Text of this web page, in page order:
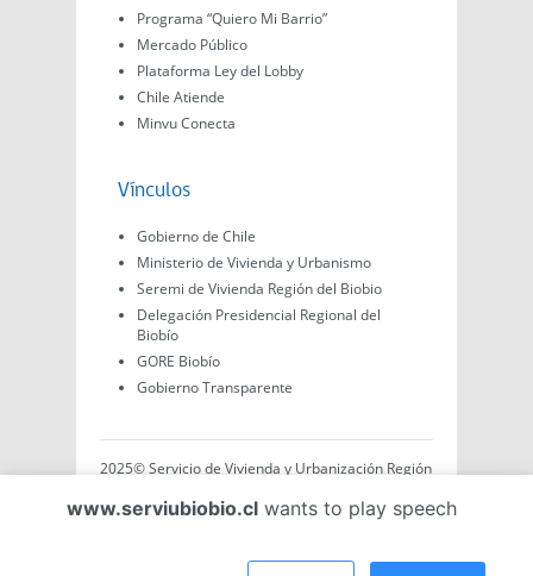
Programa “Quiero Mi Barrio”
Mercado Público
Plataforma Ley del Lobby
Chile Atiende
Minvu Conecta
Vínculos
Gobierno de Chile
Ministerio de Vivienda y Urbanismo
Seremi de Vivienda Región del Biobio
Delegación Presidencial Regional del
Biobío
GORE Biobío
Gobierno Transparente
2025© Servicio de Vivienda y Urbanización Región
Región del Biobío, Chile. Todo el contenido de este
www.serviubiobio.cl wants to play speech